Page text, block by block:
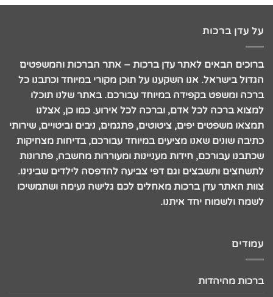
על עדן ברכות
ברוכים הבאים לאתר עדן ברכות – אתר הברכות והמשפטים
הגדול בישראל. אנו השקענו על תוכן מקורי במיוחד וכתבנו כל
ברכה ומשפט בקפידה במיוחד עבורכם. באתר שלנו תוכלו
למצוא ברכה לכל אדם, וברכה לכל אירוע. כמו כן, אצלנו
תמצאו משפטים יפים, ציטוטים, פתגמים, ניבים וביטויים, שירותי
כתיבה שונים שאנו מציעים במיוחד עבורכם, בדיחות מצחיקות
שכתבנו עבורכם, חידות מעניינות ומעוררות מחשבה, פתרונות
לתשחצים ותשבצים וגם דפי צביעה להדפסה לילדים שבינינו.
צוות האתר עדן ברכות מאחלים לכם גלישה נעימה ושתמשיכו
לשמח ולשמוח יחד איתנו.
עמודים
ברכות מהיהדות